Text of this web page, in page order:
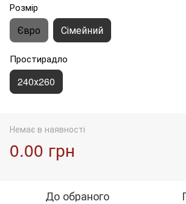
Розмір
Євро Сімейний
Простирадло
240х260
Немає в наявності
0.00 грн
До обраного